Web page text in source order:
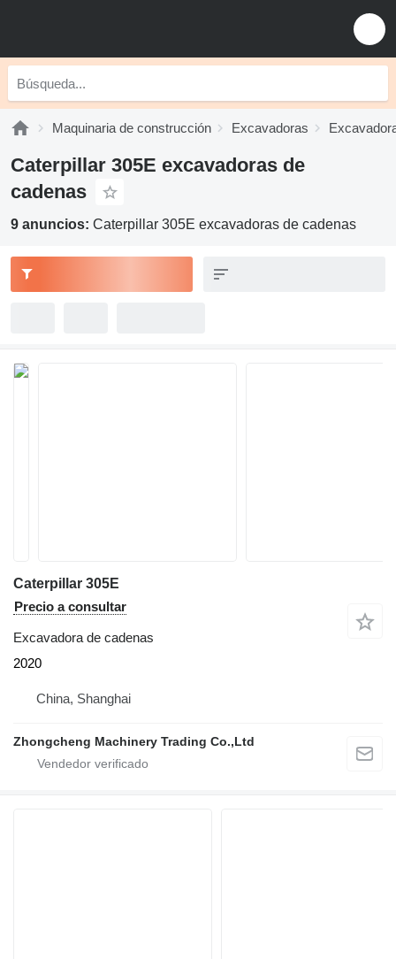
Maquinaria de construcción Excavadoras
Caterpillar 305E excavadoras de
cadenas
9 anuncios: Caterpillar 305E excavadoras de cadenas
Caterpillar 305E
Precio a consultar
Excavadora de cadenas
2020
China, Shanghai
Zhongcheng Machinery Trading Co.,Ltd